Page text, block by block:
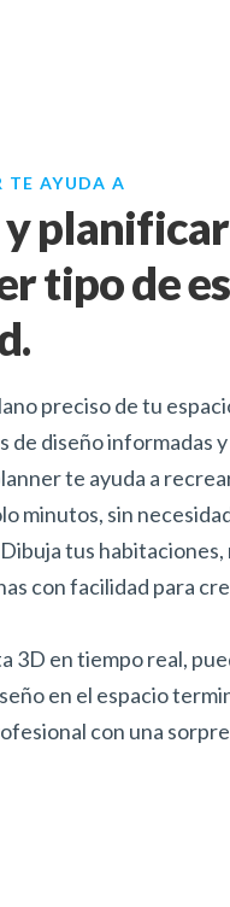
TE AYUDA A
tipo de
preciso de tu
de diseño informadas
te ayuda a
minutos, sin
tus habitaciones,
con facilidad para
3D en tiempo real,
en el espacio
con una